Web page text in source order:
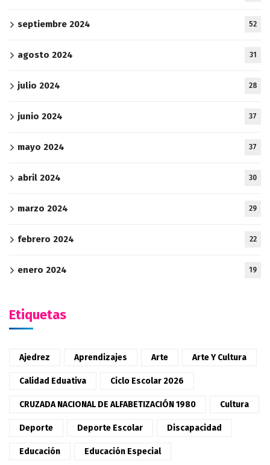
septiembre 2024 52
agosto 2024 31
julio 2024 28
junio 2024 37
mayo 2024 37
abril 2024 30
marzo 2024 29
febrero 2024 22
enero 2024 19
Etiquetas
Ajedrez Aprendizajes Arte Arte Y Cultura
Calidad Eduativa Ciclo Escolar 2026
CRUZADA NACIONAL DE ALFABETIZACIÓN 1980 Cultura
Deporte Deporte Escolar Discapacidad
Educación Educación Especial